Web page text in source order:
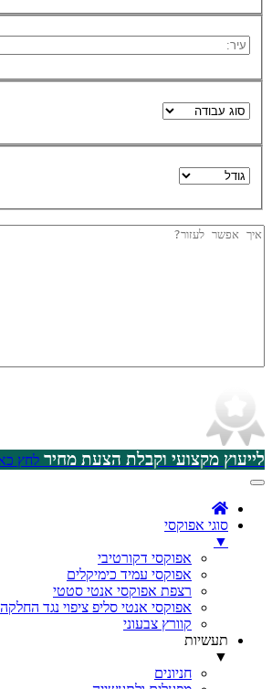
לייעוץ מקצועי וקבלת הצעת מחיר לחץ
סוגי אפוקסי
▼
אפוקסי דקורטיבי
אפוקסי עמיד כימיקלים
רצפת אפוקסי אנטי סטטי
אפוקסי אנטי סליפ ציפוי נגד החלקה
קוורץ צבעוני
תעשיות
▼
חניונים